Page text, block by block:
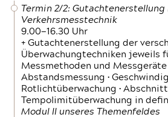
Termin 2/2: Gutachtenerstellung
Verkehrsmesstechnik
9.00—16.30 Uhr
+ Gutachtenerstellung der
Überwachungtechniken jeweils
Messmethoden und Messgeräte
Abstandsmessung •
Rotlichtüberwachung •
Tempolimitüberwachung in
Modul II unseres Themenfeldes